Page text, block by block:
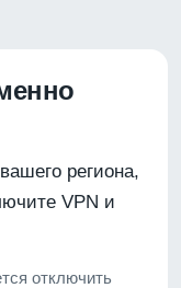
региона,
VPN и
отключить